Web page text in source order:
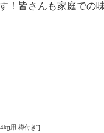
！皆さんも家庭での
用 樽付き”]